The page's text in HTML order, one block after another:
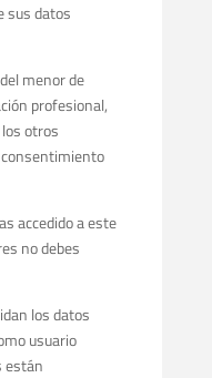
sus datos
menor de
profesional,
otros
accedido a este
no debes
los datos
usuario
están